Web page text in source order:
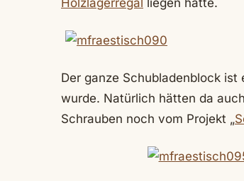
Holzlagerregal liegen hatte.
Der ganze Schubladenblock
wurde. Natürlich hätten da
Schrauben noch vom Projekt „